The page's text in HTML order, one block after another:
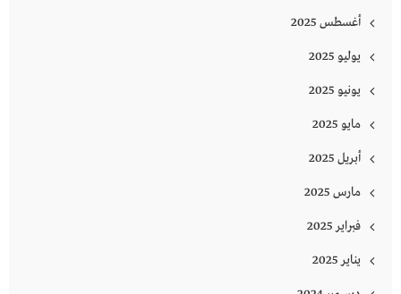
أغسطس 2025
يوليو 2025
يونيو 2025
مايو 2025
أبريل 2025
مارس 2025
فبراير 2025
يناير 2025